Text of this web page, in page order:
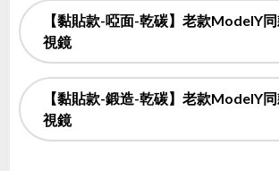
【黏貼款-啞面-乾碳】老款ModelY
視鏡
【黏貼款-鍛造-乾碳】老款ModelY
視鏡